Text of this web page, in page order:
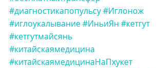
#диагностикапопульсу#Иглонож
#иглоукалывание#ИньиЯн #кетгут
#кетгутмайсянь
#китайскаямедицина
#китайскаямедицинаНаПхукет